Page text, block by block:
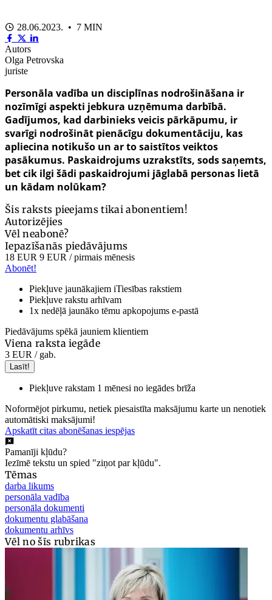
28.06.2023. • 7 MIN
Autors
Olga Petrovska
juriste
Personāla vadība un disciplīnas nodrošināšana ir
nozīmīgi aspekti jebkura uzņēmuma darbībā.
Gadījumos, kad darbinieks veicis pārkāpumu, ir
svarīgi nodrošināt pienācīgu dokumentāciju, kas
apliecina notikušo un ar to saistītos veiktos
pasākumus. Paskaidrojums uzrakstīts, sods saņemts,
bet cik ilgi šādi paskaidrojumi jāglabā personas lietā
un kādam nolūkam?
Šis raksts pieejams tikai abonentiem!
Autorizējies
Vēl neabonē?
Iepazīšanās piedāvājums
18 EUR 9 EUR / pirmais mēnesis
Abonēt!
Piekļuve jaunākajiem iTiesības rakstiem
Piekļuve rakstu arhīvam
1x nedēļā jaunāko tēmu apkopojums e-pastā
Piedāvājums spēkā jauniem klientiem
Viena raksta iegāde
3 EUR / gab.
Lasīt!
Piekļuve rakstam 1 mēnesi no iegādes brīža
Noformējot pirkumu, netiek piesaistīta maksājumu karte un nenotiek
automātiski maksājumi!
Apskatīt citas abonēšanas iespējas
Pamanīji kļūdu?
Iezīmē tekstu un spied "ziņot par kļūdu".
Tēmas
darba likums
personāla vadība
personāla dokumenti
dokumentu glabāšana
dokumentu arhīvs
Vēl no šīs rubrikas